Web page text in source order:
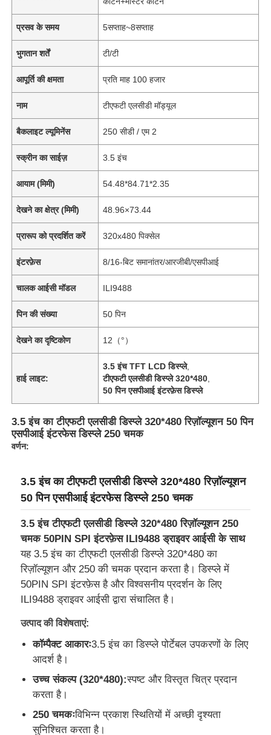
उत्पादों
वीडियो
प्रसव के समय 5सप्ताह~8सप्ताह
भुगतान शर्तें टी/टी
आपूर्ति की क्षमता प्रति माह 100 हजार
नाम टीएफटी एलसीडी मॉड्यूल
बैकलाइट ल्यूमिनेंस 250 सीडी / एम 2
स्क्रीन का साईज़ 3.5 इंच
आयाम (मिमी) 54.48*84.71*2.35
देखने का क्षेत्र (मिमी) 48.96×73.44
प्रारूप को प्रदर्शित करें 320x480 पिक्सेल
इंटरफ़ेस 8/16-बिट समानांतर/आरजीबी/एसपीआई
चालक आईसी मॉडल ILI9488
पिन की संख्या 50 पिन
देखने का दृष्टिकोण 12（°）
हाई लाइट:
3.5 इंच TFT LCD डिस्प्ले,
टीएफटी एलसीडी डिस्प्ले 320*480
50 पिन एसपीआई इंटरफ़ेस डिस्प्ले
3.5 इंच का टीएफटी एलसीडी डिस्प्ले 320*480 रिज़ॉल्यूशन 50 पिन
एसपीआई इंटरफेस डिस्प्ले 250 चमक
वर्णन:
3.5 इंच का टीएफटी एलसीडी डिस्प्ले 320*480 रिज़ॉल्यूशन
50 पिन एसपीआई इंटरफेस डिस्प्ले 250 चमक
3.5 इंच टीएफटी एलसीडी डिस्प्ले 320*480 रिज़ॉल्यूशन 250
चमक 50PIN SPI इंटरफ़ेस ILI9488 ड्राइवर आईसी के साथ
यह 3.5 इंच का टीएफटी एलसीडी डिस्प्ले 320*480 का
रिज़ॉल्यूशन और 250 की चमक प्रदान करता है। डिस्प्ले में
50PIN SPI इंटरफ़ेस है और विश्वसनीय प्रदर्शन के लिए
ILI9488 ड्राइवर आईसी द्वारा संचालित है।
उत्पाद की विशेषताएं:
कॉम्पैक्ट आकारः3.5 इंच का डिस्प्ले पोर्टेबल उपकरणों के लिए
आदर्श है।
उच्च संकल्प (320*480):स्पष्ट और विस्तृत चित्र प्रदान
करता है।
250 चमकःविभिन्न प्रकाश स्थितियों में अच्छी दृश्यता
सुनिश्चित करता है।